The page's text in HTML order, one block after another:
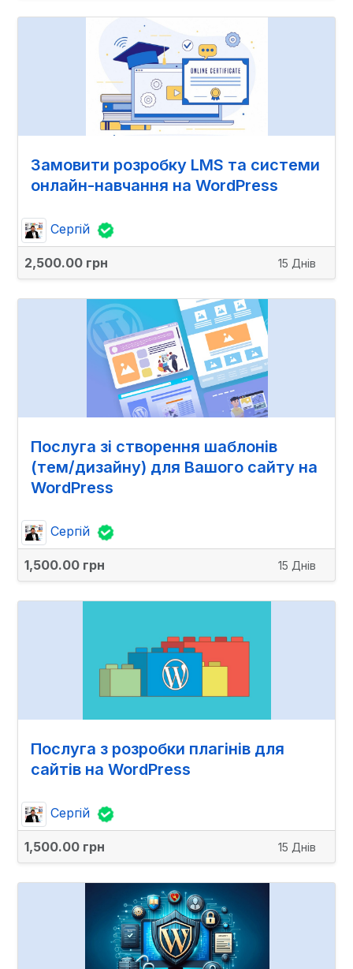
Замовити розробку LMS та системи
онлайн-навчання на WordPress
Сергій
2,500.00 грн 15 Днів
Послуга зі створення шаблонів
(тем/дизайну) для Вашого сайту на
WordPress
Сергій
1,500.00 грн 15 Днів
Послуга з розробки плагінів для
сайтів на WordPress
Сергій
1,500.00 грн 15 Днів